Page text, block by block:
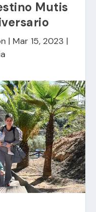
Mutis
| Mar 15, 2023 |